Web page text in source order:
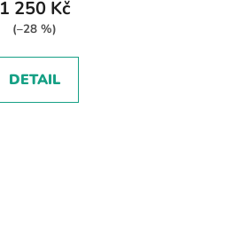
1 250 Kč
(–28 %)
DETAIL